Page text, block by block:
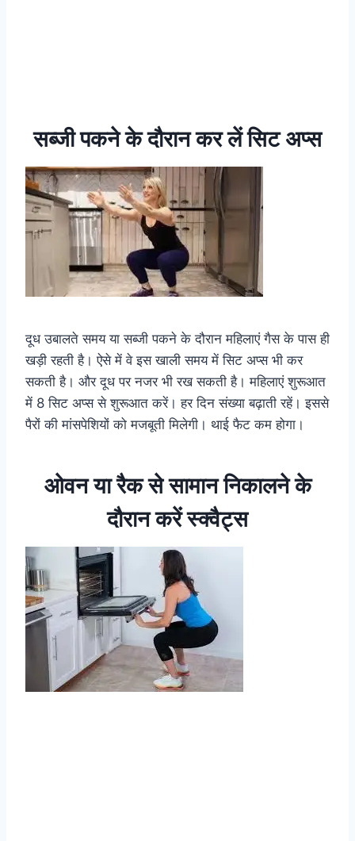
सब्जी पकने के दौरान कर लें सिट अप्स
दूध उबालते समय या सब्जी पकने के दौरान महिलाएं गैस के पास ही
खड़ी रहती है। ऐसे में वे इस खाली समय में सिट अप्स भी कर
सकती है। और दूध पर नजर भी रख सकती है। महिलाएं शुरूआत
में 8 सिट अप्स से शुरूआत करें। हर दिन संख्या बढ़ाती रहें। इससे
पैरों की मांसपेशियों को मजबूती मिलेगी। थाई फैट कम होगा।
ओवन या रैक से सामान निकालने के
दौरान करें स्‍क्‍वैट्स